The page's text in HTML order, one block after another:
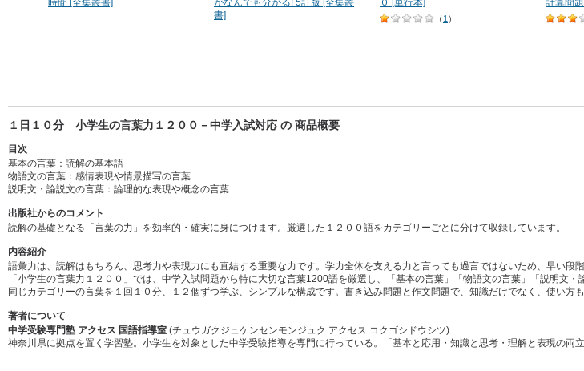
書]
（ 1 ）
１日１０分 小学生の言葉力１２００－中学入試対応 の 商品概要
目次
基本の言葉：読解の基本語
物語文の言葉：感情表現や情景描写の言葉
説明文・論説文の言葉：論理的な表現や概念の言葉
出版社からのコメント
読解の基礎となる「言葉の力」を効率的・確実に身につけます。厳選した１２００語をカテゴリーごとに分けて収録しています。
内容紹介
語彙力は、読解はもちろん、思考力や表現力にも直結する重要な力です。学力全体を支える力と言っても過言ではないため、早い段
「小学生の言葉力１２００」では、中学入試問題から特に大切な言葉1200語を厳選し、「基本の言葉」「物語文の言葉」「説明文・
同じカテゴリーの言葉を１回１０分、１２個ずつ学ぶ、シンプルな構成です。書き込み問題と作文問題で、知識だけでなく、使い方
著者について
中学受験専門塾 アクセス 国語指導室 (チュウガクジュケンセンモンジュク アクセス コクゴシドウシツ)
神奈川県に拠点を置く学習塾。小学生を対象とした中学受験指導を専門に行っている。「基本と応用・知識と思考・理解と表現の両